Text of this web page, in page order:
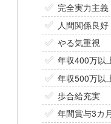
完全実力主義
人間関係良好
やる気重視
年収400万以
年収500万以
歩合給充実
年間賞与3カ